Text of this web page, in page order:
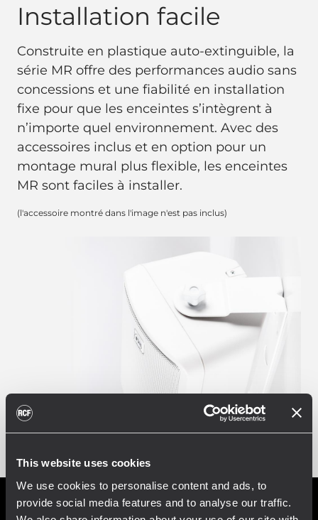
This website uses cookies
We use cookies to personalise content and ads, to
provide social media features and to analyse our traffic.
Installation facile
Construite en plastique auto-extinguible, la
série MR offre des performances audio sans
concessions et une fiabilité en installation
fixe pour que les enceintes s’intègrent à
n’importe quel environnement. Avec des
accessoires inclus et en option pour un
montage mural plus flexible, les enceintes
MR sont faciles à installer.
(l'accessoire montré dans l'image n'est pas inclus)